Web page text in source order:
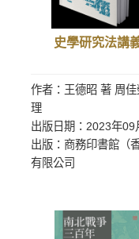
史學研究法講
作者：王德昭 著 周
理
出版日期：2023年09
出版：商務印書館（香
有限公司